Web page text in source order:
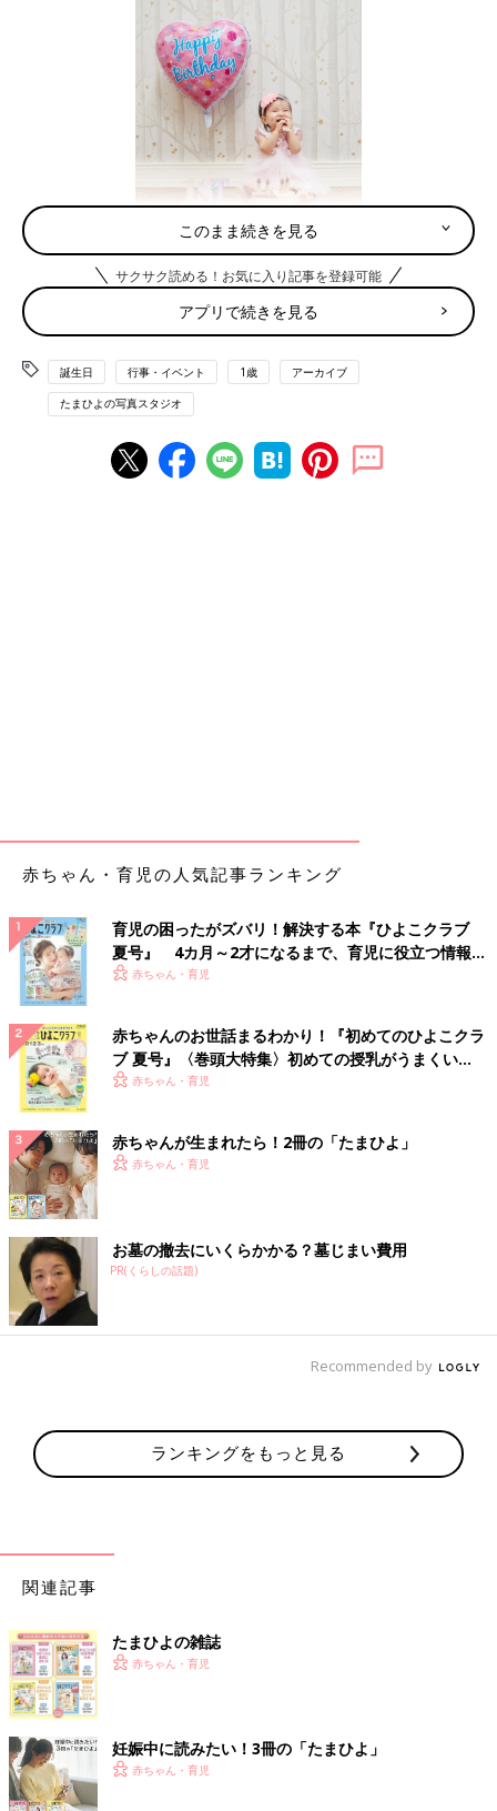
――記念に残るお誕生日写真ですが、写真映えする小道具はなん
ですか？
「まずはガーランドです。お誕生日なら『ＨＡＰＰＹ ＢＩＲＴ
ンドはたくさん売っていますが、手作りもできるので、好きな色
や形で作るのもオススメです。文字入りだけでなく、色違いのフ
「プロップスはいろんなバリエーションがあるので、個性が出ま
すね。バラエティショップにもたくさん売っていますが、インタ
どもが持ちやすい安全なペーパーストローに貼って、オリジナル
プロップスを作ってみるのもオススメです。子どもが持ちたがら
ないときは、横からママがプロップスを入れ込んだ構図もかわい
いですよ」。
もいいですね。また帽子を嫌がらない子なら王冠型のハット、女
の子なら花冠も素敵です」。
このまま続きを見る
サクサク読める！お気に入り記事を登録可能
アプリで続きを見る
誕生日 行事・イベント 1歳 アーカイブ
たまひよの写真スタジオ
赤ちゃん・育児の人気記事ランキング
育児の困ったがズバリ！解決する本『ひよこクラブ
夏号』 4カ月～2才になるまで、育児に役立つ情報が
いっぱい！
赤ちゃん・育児
赤ちゃんのお世話まるわかり！『初めてのひよこクラ
ブ 夏号』〈巻頭大特集〉初めての授乳がうまくい
く！ おっぱい・ミルクの基本と夏のトラブル 解決テ
赤ちゃん・育児
赤ちゃんが生まれたら！2冊の「たまひよ」
赤ちゃん・育児
お墓の撤去にいくらかかる？墓じまい費用
PR(くらしの話題)
Recommended by
ランキングをもっと見る
関連記事
たまひよの雑誌
赤ちゃん・育児
妊娠中に読みたい！3冊の「たまひよ」
赤ちゃん・育児